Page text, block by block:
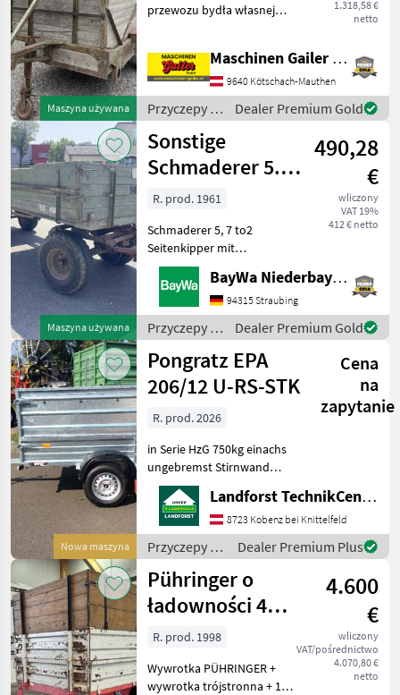
Maszyna używana
1.318,58 €
netto
przewozu bydła własnej
350/160/180 cm * Miejsce
dla ok. 6 krów * Konstrukcja
drewniana * Mech
Maschinen Gailer GmbH
9640 Kötschach-Mauthen
Przyczepy /
Sonstige
Dealer Premium Gold
Maszyna używana
Sonstige
Schmaderer 5.7
Tonnen
490,28
€
wliczony
VAT 19%
412 € netto
R. prod. 1961
Schmaderer 5, 7 to2
Seitenkipper mit
HandpumpeAuflaufbremseBrücken-
Maße: 5m x 1, 85m x 0,
64mStahlunterbauHolzboden
und BordwändeHolzboden
muss zum Teil erneuert
werden
BayWa Niederbayern
94315 Straubing
Przyczepy /
Sonstige
Dealer Premium Gold
Nowa maszyna
Pongratz EPA
206/12 U-RS-STK
Cena
na
zapytanie
R. prod. 2026
in Serie HzG 750kg einachs
ungebremst Stirnwand
klappbar Aufsatzwände
600mm Flachplane grau
Um Ihnen unnötige
Wartezeiten oder
Wegstrecken zu ersparen,
bitten wir
Landforst TechnikCenter Knittelfeld
8723 Kobenz bei Knittelfeld
Przyczepy /
Pongratz
Dealer Premium Plus
Pühringer o
ładowności 4
tony – wywrotka
trójstronna
4.600
€
wliczony
VAT/pośrednictwo
4.070,80 €
netto
R. prod. 1998
Wywrotka PÜHRINGER +
wywrotka trójstronna + 1